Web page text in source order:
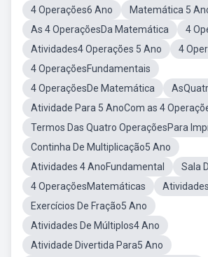
4 Operações6 Ano
Matemática 5
As 4 OperaçõesDa Matemática
4
Atividades4 Operações 5 Ano
4
4 OperaçõesFundamentais
4 OperaçõesDe Matemática
Atividade Para 5 AnoCom as 4
Termos Das Quatro OperaçõesPara
Continha De Multiplicação5 Ano
Atividades 4 AnoFundamental
Sala
4 OperaçõesMatemáticas
Exercícios De Fração5 Ano
Atividades De Múltiplos4 Ano
Atividade Divertida Para5 Ano